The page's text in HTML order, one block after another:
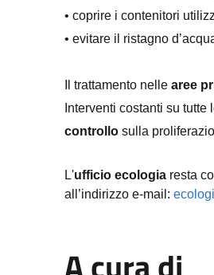
• coprire i contenitori
• evitare il ristagno
Il trattamento nelle aree
Interventi costanti su
controllo sulla
L'ufficio ecologia resta
all’indirizzo e-mail: